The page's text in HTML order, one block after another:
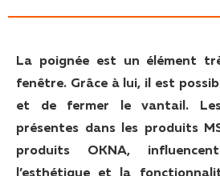
La poignée est un élément
fenêtre. Grâce à lui, il est
et de fermer le vantail. Les
présentes dans les produits
produits OKNA,